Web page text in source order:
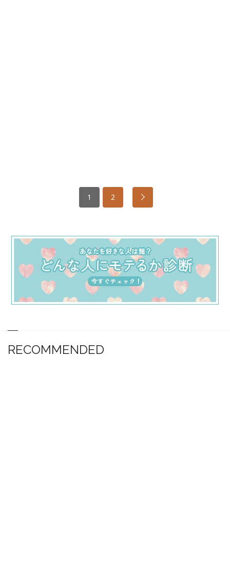
1 2
RECOMMENDED